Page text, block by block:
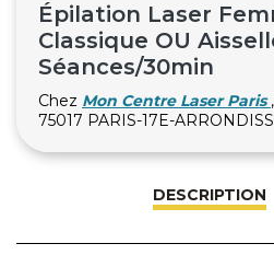
Épilation Laser
Classique OU
Séances/30min
Chez Mon Centre Laser Paris
75017 PARIS-17E-
DESCRIPTION